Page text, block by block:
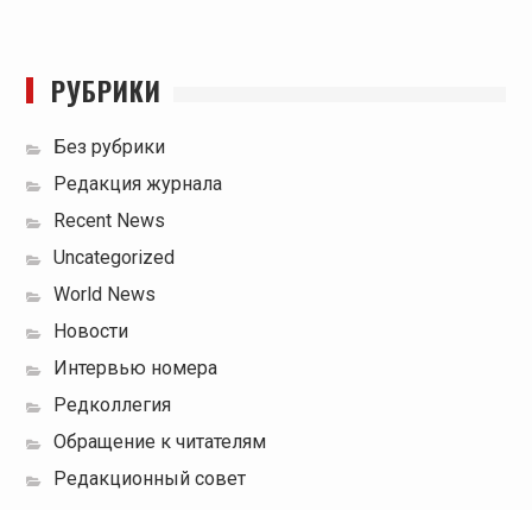
РУБРИКИ
Без рубрики
Редакция журнала
Recent News
Uncategorized
World News
Новости
Интервью номера
Редколлегия
Обращение к читателям
Редакционный совет